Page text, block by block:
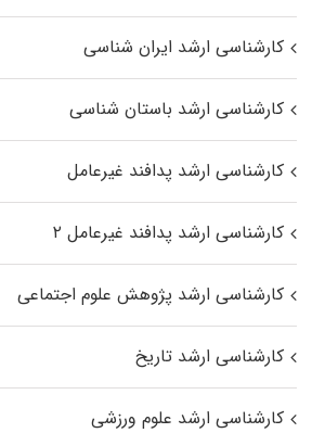
کارشناسی ارشد ایران شناسی
کارشناسی ارشد باستان شناسی
کارشناسی ارشد پدافند غیرعامل
کارشناسی ارشد پدافند غیرعامل ۲
کارشناسی ارشد پژوهش علوم اجتماعی
کارشناسی ارشد تاریخ
کارشناسی ارشد علوم ورزشی